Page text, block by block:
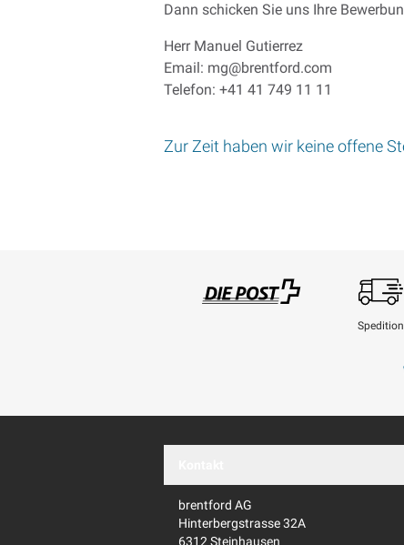
Dann schicken Sie uns Ihre
Herr Manuel Gutierrez
Email: mg@brentford.com
Telefon: +41 41 749 11 11
Zur Zeit haben wir keine offene
Spedition
brentford AG
Hinterbergstrasse 32A
6312 Steinhausen